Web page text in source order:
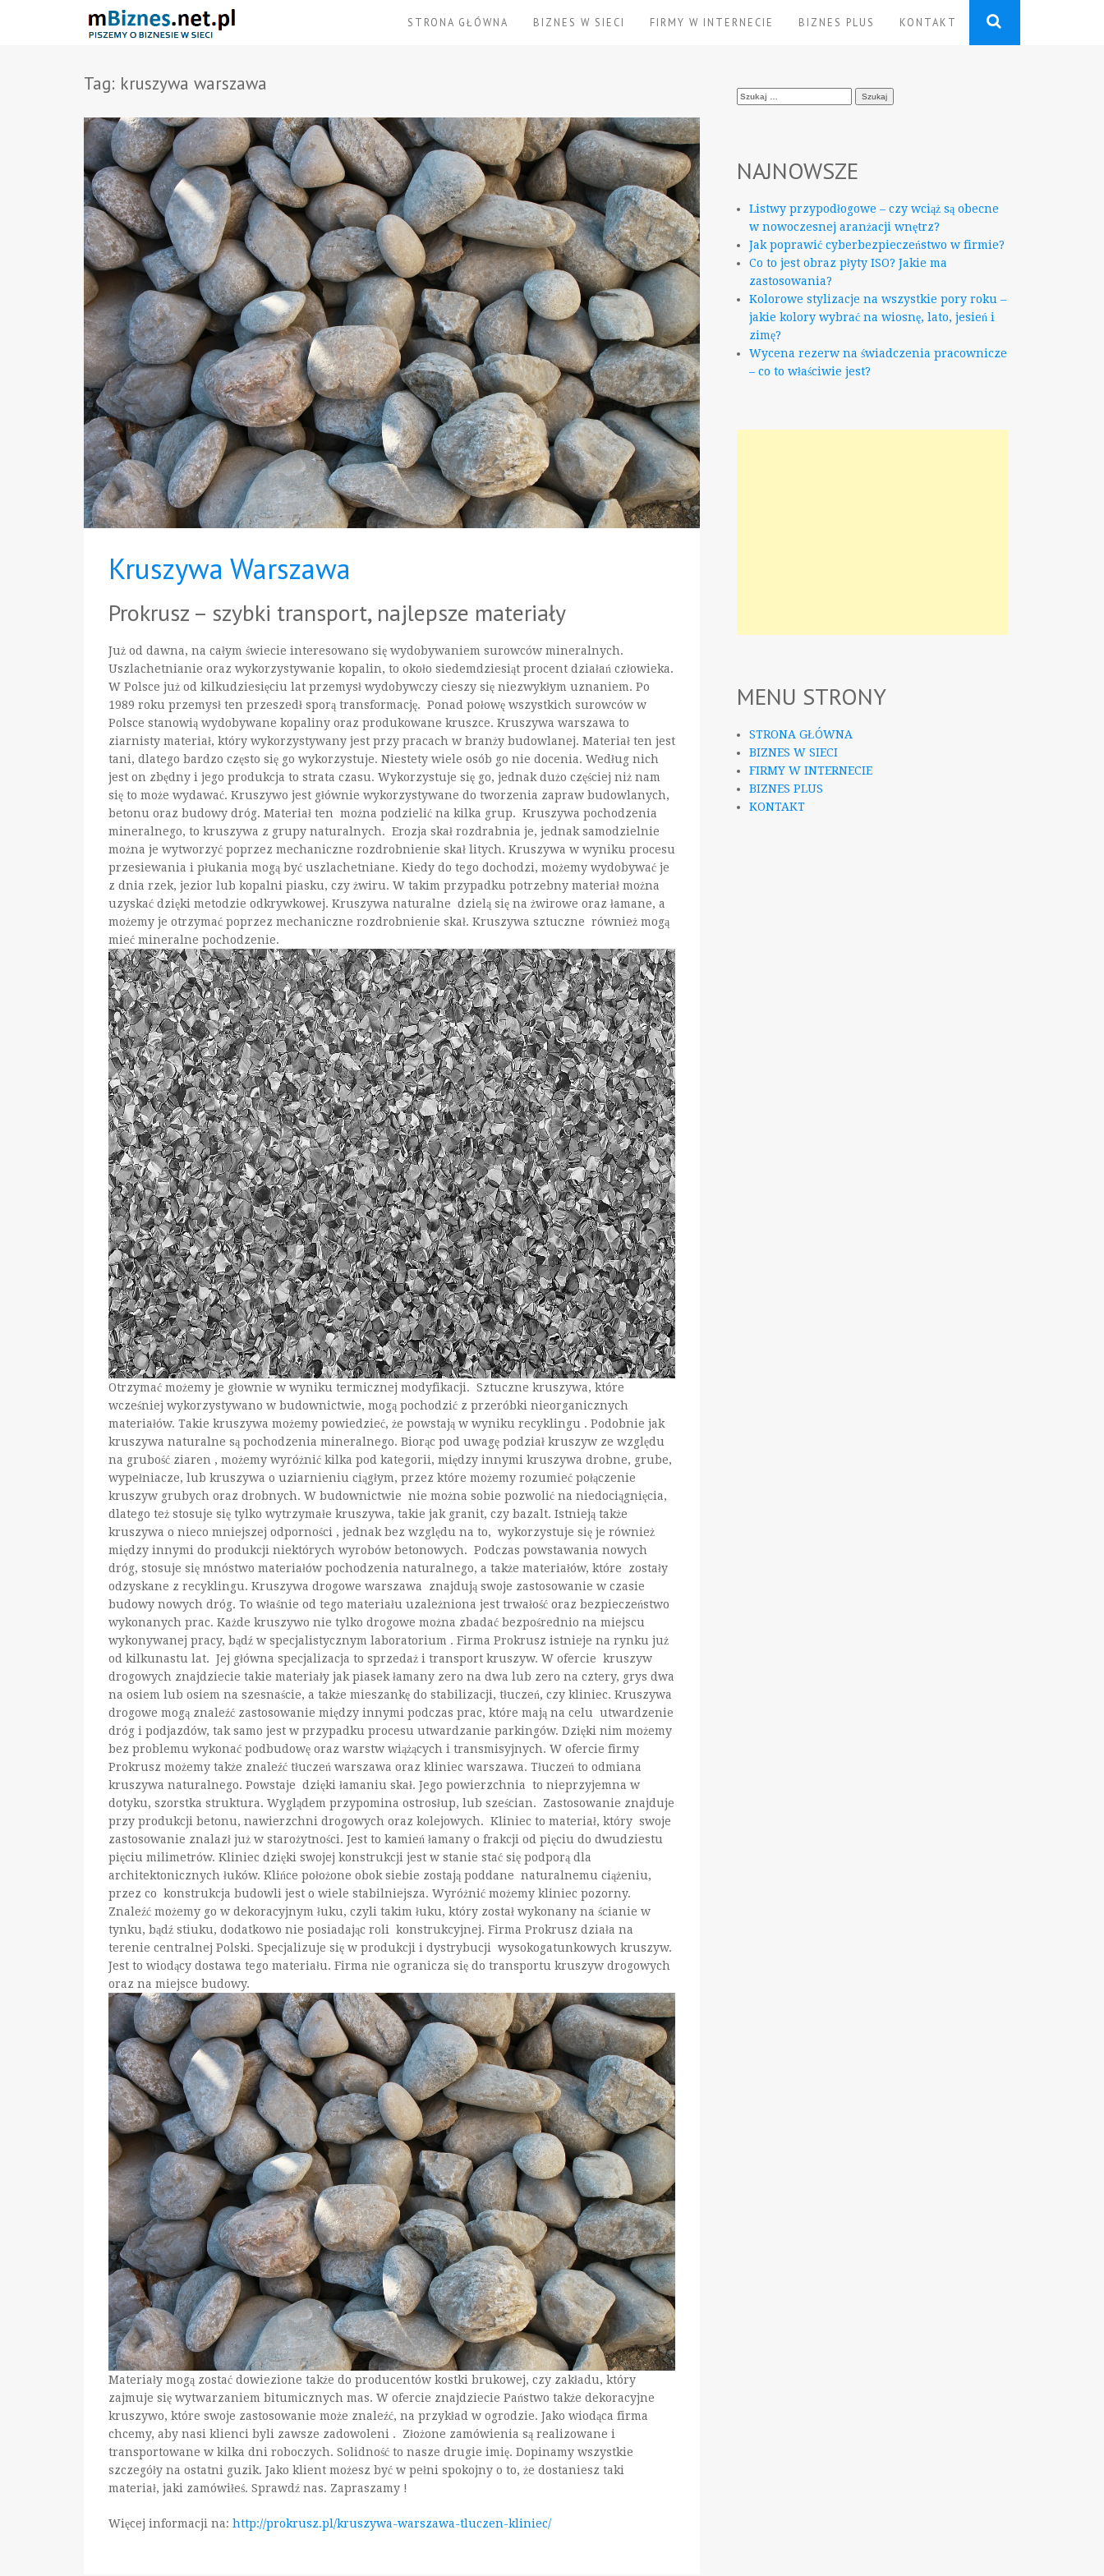
STRONA GŁÓWNA BIZNES W SIECI FIRMY W INTERNECIE BIZNES PLUS KONTAKT
Tag: kruszywa warszawa
Kruszywa Warszawa
Prokrusz – szybki transport, najlepsze materiały
Już od dawna, na całym świecie interesowano się wydobywaniem surowców mineralnych.
Uszlachetnianie oraz wykorzystywanie kopalin, to około siedemdziesiąt procent działań człowieka.
W Polsce już od kilkudziesięciu lat przemysł wydobywczy cieszy się niezwykłym uznaniem. Po
1989 roku przemysł ten przeszedł sporą transformację. Ponad połowę wszystkich surowców w
Polsce stanowią wydobywane kopaliny oraz produkowane kruszce. Kruszywa warszawa to
ziarnisty materiał, który wykorzystywany jest przy pracach w branży budowlanej. Materiał ten jest
tani, dlatego bardzo często się go wykorzystuje. Niestety wiele osób go nie docenia. Według nich
jest on zbędny i jego produkcja to strata czasu. Wykorzystuje się go, jednak dużo częściej niż nam
się to może wydawać. Kruszywo jest głównie wykorzystywane do tworzenia zapraw budowlanych,
betonu oraz budowy dróg. Materiał ten można podzielić na kilka grup. Kruszywa pochodzenia
mineralnego, to kruszywa z grupy naturalnych. Erozja skał rozdrabnia je, jednak samodzielnie
można je wytworzyć poprzez mechaniczne rozdrobnienie skał litych. Kruszywa w wyniku procesu
przesiewania i płukania mogą być uszlachetniane. Kiedy do tego dochodzi, możemy wydobywać je
z dnia rzek, jezior lub kopalni piasku, czy żwiru. W takim przypadku potrzebny materiał można
uzyskać dzięki metodzie odkrywkowej. Kruszywa naturalne dzielą się na żwirowe oraz łamane, a
możemy je otrzymać poprzez mechaniczne rozdrobnienie skał. Kruszywa sztuczne również mogą
mieć mineralne pochodzenie.
Otrzymać możemy je głownie w wyniku termicznej modyfikacji. Sztuczne kruszywa, które
wcześniej wykorzystywano w budownictwie, mogą pochodzić z przeróbki nieorganicznych
materiałów. Takie kruszywa możemy powiedzieć, że powstają w wyniku recyklingu . Podobnie jak
kruszywa naturalne są pochodzenia mineralnego. Biorąc pod uwagę podział kruszyw ze względu
na grubość ziaren , możemy wyróżnić kilka pod kategorii, między innymi kruszywa drobne, grube,
wypełniacze, lub kruszywa o uziarnieniu ciągłym, przez które możemy rozumieć połączenie
kruszyw grubych oraz drobnych. W budownictwie nie można sobie pozwolić na niedociągnięcia,
dlatego też stosuje się tylko wytrzymałe kruszywa, takie jak granit, czy bazalt. Istnieją także
kruszywa o nieco mniejszej odporności , jednak bez względu na to, wykorzystuje się je również
między innymi do produkcji niektórych wyrobów betonowych. Podczas powstawania nowych
dróg, stosuje się mnóstwo materiałów pochodzenia naturalnego, a także materiałów, które zostały
odzyskane z recyklingu. Kruszywa drogowe warszawa znajdują swoje zastosowanie w czasie
budowy nowych dróg. To właśnie od tego materiału uzależniona jest trwałość oraz bezpieczeństwo
wykonanych prac. Każde kruszywo nie tylko drogowe można zbadać bezpośrednio na miejscu
wykonywanej pracy, bądź w specjalistycznym laboratorium . Firma Prokrusz istnieje na rynku już
od kilkunastu lat. Jej główna specjalizacja to sprzedaż i transport kruszyw. W ofercie kruszyw
drogowych znajdziecie takie materiały jak piasek łamany zero na dwa lub zero na cztery, grys dwa
na osiem lub osiem na szesnaście, a także mieszankę do stabilizacji, tłuczeń, czy kliniec. Kruszywa
drogowe mogą znaleźć zastosowanie między innymi podczas prac, które mają na celu utwardzenie
dróg i podjazdów, tak samo jest w przypadku procesu utwardzanie parkingów. Dzięki nim możemy
bez problemu wykonać podbudowę oraz warstw wiążących i transmisyjnych. W ofercie firmy
Prokrusz możemy także znaleźć tłuczeń warszawa oraz kliniec warszawa. Tłuczeń to odmiana
kruszywa naturalnego. Powstaje dzięki łamaniu skał. Jego powierzchnia to nieprzyjemna w
dotyku, szorstka struktura. Wyglądem przypomina ostrosłup, lub sześcian. Zastosowanie znajduje
przy produkcji betonu, nawierzchni drogowych oraz kolejowych. Kliniec to materiał, który swoje
zastosowanie znalazł już w starożytności. Jest to kamień łamany o frakcji od pięciu do dwudziestu
pięciu milimetrów. Kliniec dzięki swojej konstrukcji jest w stanie stać się podporą dla
architektonicznych łuków. Klińce położone obok siebie zostają poddane naturalnemu ciążeniu,
przez co konstrukcja budowli jest o wiele stabilniejsza. Wyróżnić możemy kliniec pozorny.
Znaleźć możemy go w dekoracyjnym łuku, czyli takim łuku, który został wykonany na ścianie w
tynku, bądź stiuku, dodatkowo nie posiadając roli konstrukcyjnej. Firma Prokrusz działa na
terenie centralnej Polski. Specjalizuje się w produkcji i dystrybucji wysokogatunkowych kruszyw.
Jest to wiodący dostawa tego materiału. Firma nie ogranicza się do transportu kruszyw drogowych
oraz na miejsce budowy.
Materiały mogą zostać dowiezione także do producentów kostki brukowej, czy zakładu, który
zajmuje się wytwarzaniem bitumicznych mas. W ofercie znajdziecie Państwo także dekoracyjne
kruszywo, które swoje zastosowanie może znaleźć, na przykład w ogrodzie. Jako wiodąca firma
chcemy, aby nasi klienci byli zawsze zadowoleni . Złożone zamówienia są realizowane i
transportowane w kilka dni roboczych. Solidność to nasze drugie imię. Dopinamy wszystkie
szczegóły na ostatni guzik. Jako klient możesz być w pełni spokojny o to, że dostaniesz taki
materiał, jaki zamówiłeś. Sprawdź nas. Zapraszamy !
Więcej informacji na: http://prokrusz.pl/kruszywa-warszawa-tluczen-kliniec/
Szukaj:
NAJNOWSZE
Listwy przypodłogowe – czy wciąż są obecne
w nowoczesnej aranżacji wnętrz?
Jak poprawić cyberbezpieczeństwo w firmie?
Co to jest obraz płyty ISO? Jakie ma
zastosowania?
Kolorowe stylizacje na wszystkie pory roku –
jakie kolory wybrać na wiosnę, lato, jesień i
zimę?
Wycena rezerw na świadczenia pracownicze
– co to właściwie jest?
MENU STRONY
STRONA GŁÓWNA
BIZNES W SIECI
FIRMY W INTERNECIE
BIZNES PLUS
KONTAKT